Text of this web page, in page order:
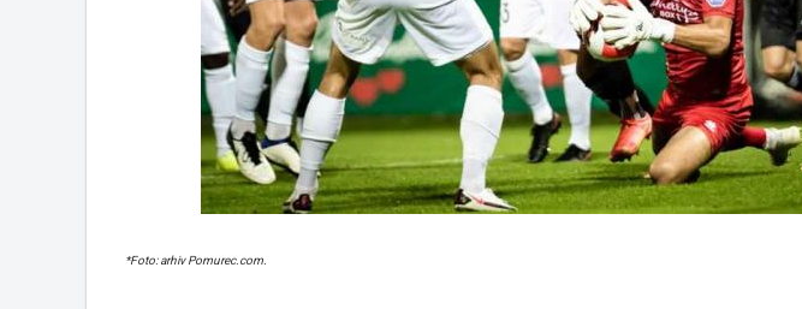
*Foto: arhiv Pomurec.com.